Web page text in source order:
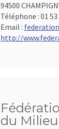
94500
Téléphone : 01 53
Email :
http://
du